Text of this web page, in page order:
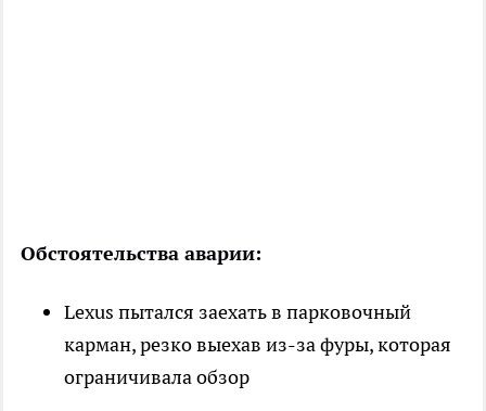
Обстоятельства аварии:
Lexus пытался заехать в парковочный
карман, резко выехав из-за фуры, которая
ограничивала обзор